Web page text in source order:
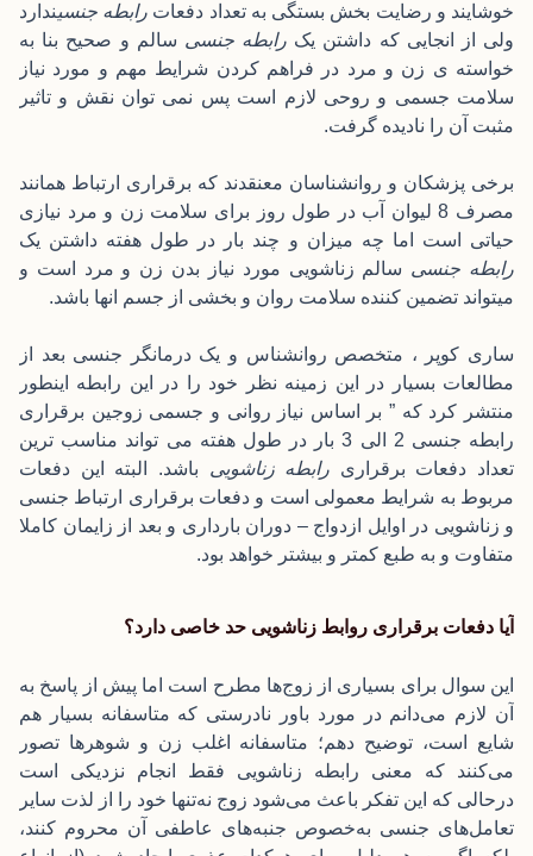
خوشایند و رضایت بخش بستگی به تعداد دفعات رابطه جنسیندارد
ولی از انجایی که داشتن یک رابطه جنسی سالم و صحیح بنا به
خواسته ی زن و مرد در فراهم کردن شرایط مهم و مورد نیاز
سلامت جسمی و روحی لازم است پس نمی توان نقش و تاثیر
مثبت آن را نادیده گرفت.
برخی پزشکان و روانشناسان معنقدند که برقراری ارتباط همانند
مصرف 8 لیوان آب در طول روز برای سلامت زن و مرد نیازی
حیاتی است اما چه میزان و چند بار در طول هفته داشتن یک
رابطه جنسی سالم زناشویی مورد نیاز بدن زن و مرد است و
میتواند تضمین کننده سلامت روان و بخشی از جسم انها باشد.
ساری کوپر ، متخصص روانشناس و یک درمانگر جنسی بعد از
مطالعات بسیار در این زمینه نظر خود را در این رابطه اینطور
منتشر کرد که ” بر اساس نیاز روانی و جسمی زوجین برقراری
رابطه جنسی 2 الی 3 بار در طول هفته می تواند مناسب ترین
تعداد دفعات برقراری رابطه زناشویی باشد. البته این دفعات
مربوط به شرایط معمولی است و دفعات برقراری ارتباط جنسی
و زناشویی در اوایل ازدواج – دوران بارداری و بعد از زایمان کاملا
متفاوت و به طبع کمتر و بیشتر خواهد بود.
آیا دفعات برقراری روابط زناشویی حد خاصی دارد؟
این سوال برای بسیاری از زوج‌ها مطرح است اما پیش از پاسخ به
آن لازم می‌دانم در مورد باور نادرستی که متاسفانه بسیار هم
شایع است، توضیح دهم؛ متاسفانه اغلب زن و شوهرها تصور
می‌کنند که معنی رابطه زناشویی فقط انجام نزدیکی است
درحالی که این تفکر باعث می‌شود زوج نه‌تنها خود را از لذت سایر
تعامل‌های جنسی به‌خصوص جنبه‌های عاطفی آن محروم کنند،